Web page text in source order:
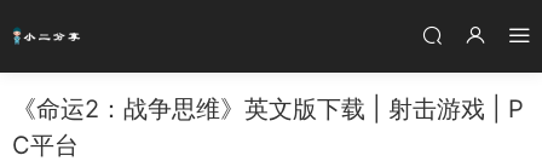
《命运2：战争思维》英文版下载 | 射击游戏 | P
C平台